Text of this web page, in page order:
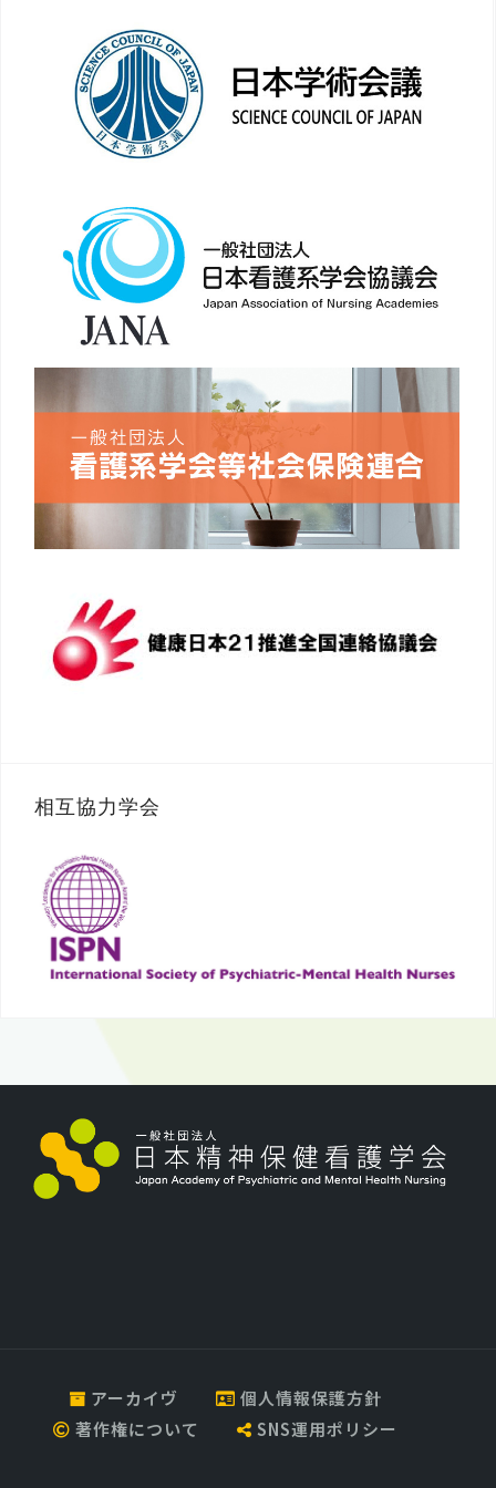
相互協力学会
アーカイヴ
個人情報保護方針
著作権について
SNS運用ポリシー